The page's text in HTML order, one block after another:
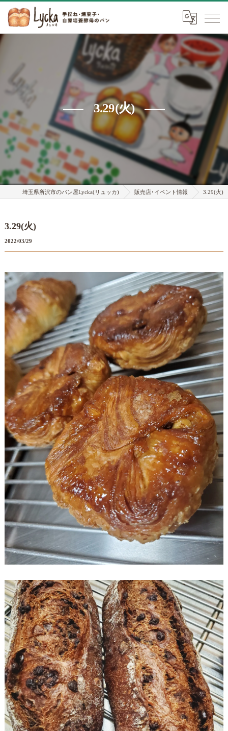
3.29(火)
埼玉県所沢市のパン屋Lycka(リュッカ) 販売店･イベント情報 3.29(火)
3.29(火)
2022/03/29